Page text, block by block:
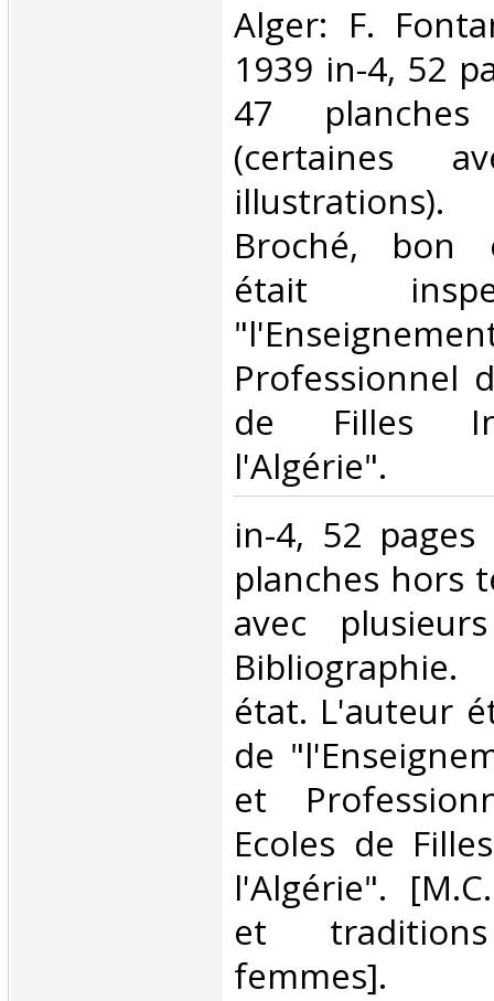
‎Alger: F.
1939 in-4, 52
47
(certaines
illustrations).
Broché, bon
était
Professionnel
de Filles
l'Algérie".‎
‎in-4, 52
planches hors
avec
état. L'auteur
de
et
Ecoles de
l'Algérie".
et
femmes].‎